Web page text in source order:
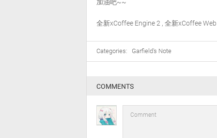
加油吧~~
全新xCoffee Engine 2 , 全新xCoffee
Categories: Garfield's Note
COMMENTS